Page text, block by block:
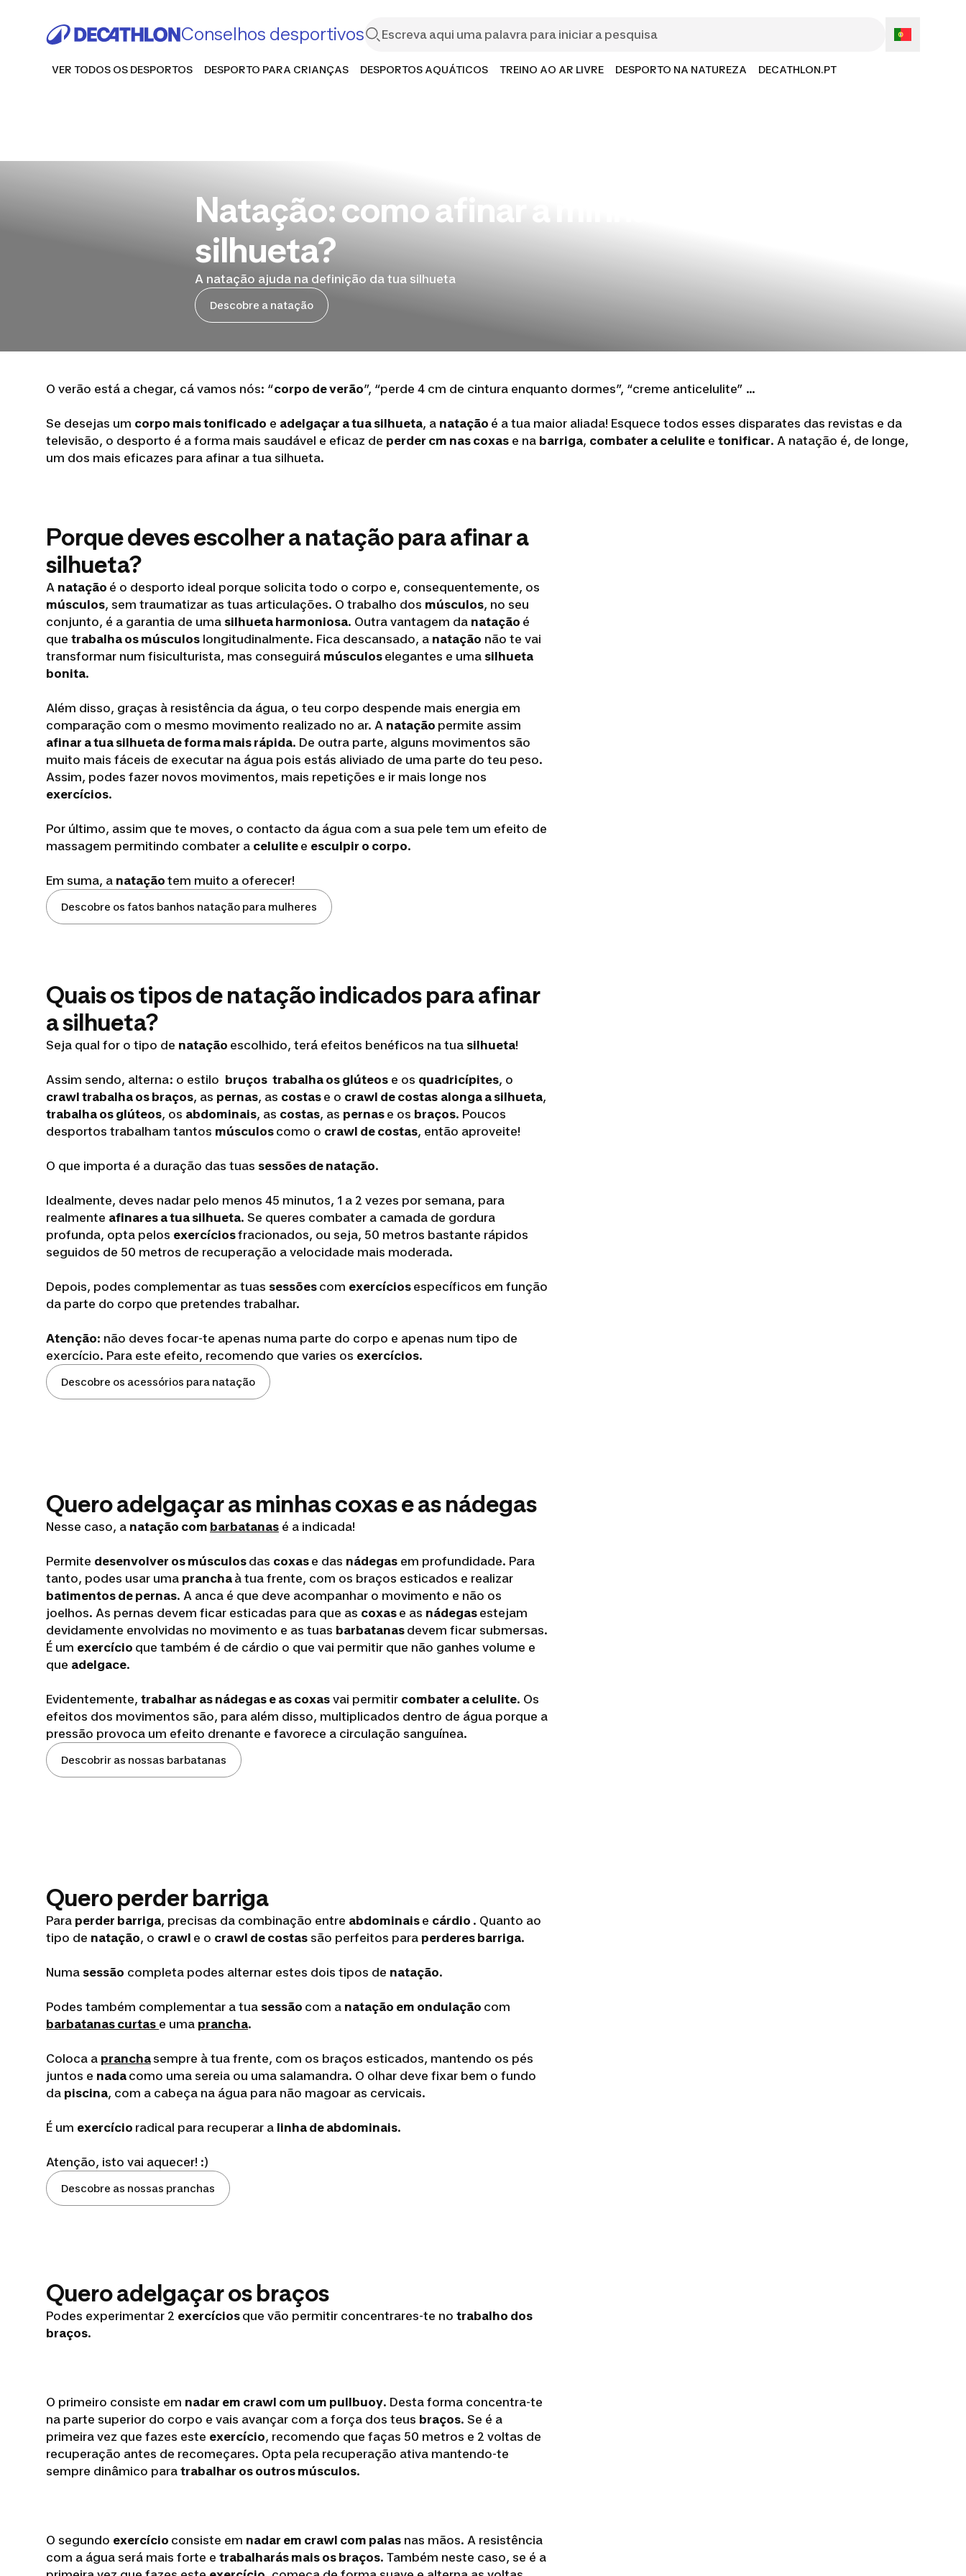
Conselhos desportivos
VER TODOS OS DESPORTOS DESPORTO PARA CRIANÇAS DESPORTOS AQUÁTICOS TREINO AO AR LIVRE DESPORTO NA NATUREZA DECATHLON.PT
Natação: como afinar a minha
silhueta?
A natação ajuda na definição da tua silhueta
Descobre a natação
O verão está a chegar, cá vamos nós: “corpo de verão”, “perde 4 cm de cintura enquanto dormes”, “creme anticelulite” …
Se desejas um corpo mais tonificado e adelgaçar a tua silhueta, a natação é a tua maior aliada! Esquece todos esses disparates das revistas e da
televisão, o desporto é a forma mais saudável e eficaz de perder cm nas coxas e na barriga, combater a celulite e tonificar. A natação é, de longe,
um dos mais eficazes para afinar a tua silhueta.
Porque deves escolher a natação para afinar a
silhueta?
A natação é o desporto ideal porque solicita todo o corpo e, consequentemente, os
músculos, sem traumatizar as tuas articulações. O trabalho dos músculos, no seu
conjunto, é a garantia de uma silhueta harmoniosa. Outra vantagem da natação é
que trabalha os músculos longitudinalmente. Fica descansado, a natação não te vai
transformar num fisiculturista, mas conseguirá músculos elegantes e uma silhueta
bonita.
Além disso, graças à resistência da água, o teu corpo despende mais energia em
comparação com o mesmo movimento realizado no ar. A natação permite assim
afinar a tua silhueta de forma mais rápida. De outra parte, alguns movimentos são
muito mais fáceis de executar na água pois estás aliviado de uma parte do teu peso.
Assim, podes fazer novos movimentos, mais repetições e ir mais longe nos
exercícios.
Por último, assim que te moves, o contacto da água com a sua pele tem um efeito de
massagem permitindo combater a celulite e esculpir o corpo.
Em suma, a natação tem muito a oferecer!
Descobre os fatos banhos natação para mulheres
Quais os tipos de natação indicados para afinar
a silhueta?
Seja qual for o tipo de natação escolhido, terá efeitos benéficos na tua silhueta!
Assim sendo, alterna: o estilo bruços trabalha os glúteos e os quadricípites, o
crawl trabalha os braços, as pernas, as costas e o crawl de costas alonga a silhueta,
trabalha os glúteos, os abdominais, as costas, as pernas e os braços. Poucos
desportos trabalham tantos músculos como o crawl de costas, então aproveite!
O que importa é a duração das tuas sessões de natação.
Idealmente, deves nadar pelo menos 45 minutos, 1 a 2 vezes por semana, para
realmente afinares a tua silhueta. Se queres combater a camada de gordura
profunda, opta pelos exercíciosfracionados, ou seja, 50 metros bastante rápidos
seguidos de 50 metros de recuperação a velocidade mais moderada.
Depois, podes complementar as tuas sessões com exercícios específicos em função
da parte do corpo que pretendes trabalhar.
Atenção: não deves focar-te apenas numa parte do corpo e apenas num tipo de
exercício. Para este efeito, recomendo que varies os exercícios.
Descobre os acessórios para natação
Quero adelgaçar as minhas coxas e as nádegas
Nesse caso, a natação com barbatanas é a indicada!
Permite desenvolver os músculos das coxas e das nádegas em profundidade. Para
tanto, podes usar uma prancha à tua frente, com os braços esticados e realizar
batimentos de pernas. A anca é que deve acompanhar o movimento e não os
joelhos. As pernas devem ficar esticadas para que as coxas e as nádegas estejam
devidamente envolvidas no movimento e as tuas barbatanas devem ficar submersas.
É um exercício que também é de cárdio o que vai permitir que não ganhes volume e
que adelgace.
Evidentemente, trabalhar as nádegas e as coxas vai permitir combater a celulite. Os
efeitos dos movimentos são, para além disso, multiplicados dentro de água porque a
pressão provoca um efeito drenante e favorece a circulação sanguínea.
Descobrir as nossas barbatanas
Quero perder barriga
Para perder barriga, precisas da combinação entre abdominais e cárdio . Quanto ao
tipo de natação, o crawl e o crawl de costas são perfeitos para perderes barriga.
Numa sessão completa podes alternar estes dois tipos de natação.
Podes também complementar a tua sessão com a natação em ondulação com
barbatanas curtas e uma prancha.
Coloca a pranchasempre à tua frente, com os braços esticados, mantendo os pés
juntos e nada como uma sereia ou uma salamandra. O olhar deve fixar bem o fundo
da piscina, com a cabeça na água para não magoar as cervicais.
É um exercício radical para recuperar a linha de abdominais.
Atenção, isto vai aquecer! :)
Descobre as nossas pranchas
Quero adelgaçar os braços
Podes experimentar 2 exercícios que vão permitir concentrares-te no trabalho dos
braços.
O primeiro consiste em nadar em crawl com um pullbuoy. Desta forma concentra-te
na parte superior do corpo e vais avançar com a força dos teus braços. Se é a
primeira vez que fazes este exercício, recomendo que faças 50 metros e 2 voltas de
recuperação antes de recomeçares. Opta pela recuperação ativa mantendo-te
sempre dinâmico para trabalhar os outros músculos.
O segundo exercício consiste em nadar em crawl com palas nas mãos. A resistência
com a água será mais forte e trabalharás mais os braços. Também neste caso, se é a